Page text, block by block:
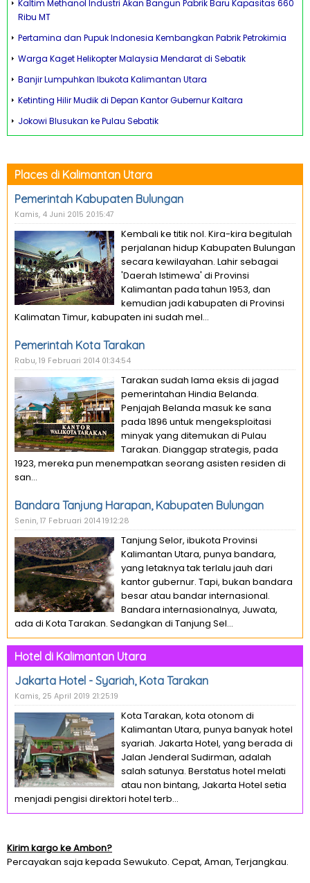
Kaltim Methanol Industri Akan Bangun Pabrik Baru Kapasitas 660
Ribu MT
Pertamina dan Pupuk Indonesia Kembangkan Pabrik Petrokimia
Warga Kaget Helikopter Malaysia Mendarat di Sebatik
Banjir Lumpuhkan Ibukota Kalimantan Utara
Ketinting Hilir Mudik di Depan Kantor Gubernur Kaltara
Jokowi Blusukan ke Pulau Sebatik
Places di Kalimantan Utara
Pemerintah Kabupaten Bulungan
Kamis, 4 Juni 2015 20:15:47
Kembali ke titik nol. Kira-kira begitulah
perjalanan hidup Kabupaten Bulungan
secara kewilayahan. Lahir sebagai
'Daerah Istimewa' di Provinsi
Kalimantan pada tahun 1953, dan
kemudian jadi kabupaten di Provinsi
Kalimatan Timur, kabupaten ini sudah mel...
Pemerintah Kota Tarakan
Rabu, 19 Februari 2014 01:34:54
Tarakan sudah lama eksis di jagad
pemerintahan Hindia Belanda.
Penjajah Belanda masuk ke sana
pada 1896 untuk mengeksploitasi
minyak yang ditemukan di Pulau
Tarakan. Dianggap strategis, pada
1923, mereka pun menempatkan seorang asisten residen di
san...
Bandara Tanjung Harapan, Kabupaten Bulungan
Senin, 17 Februari 2014 19:12:28
Tanjung Selor, ibukota Provinsi
Kalimantan Utara, punya bandara,
yang letaknya tak terlalu jauh dari
kantor gubernur. Tapi, bukan bandara
besar atau bandar internasional.
Bandara internasionalnya, Juwata,
ada di Kota Tarakan. Sedangkan di Tanjung Sel...
Hotel di Kalimantan Utara
Jakarta Hotel - Syariah, Kota Tarakan
Kamis, 25 April 2019 21:25:19
Kota Tarakan, kota otonom di
Kalimantan Utara, punya banyak hotel
syariah. Jakarta Hotel, yang berada di
Jalan Jenderal Sudirman, adalah
salah satunya. Berstatus hotel melati
atau non bintang, Jakarta Hotel setia
menjadi pengisi direktori hotel terb...
Kirim kargo ke Ambon?
Percayakan saja kepada Sewukuto. Cepat, Aman, Terjangkau.